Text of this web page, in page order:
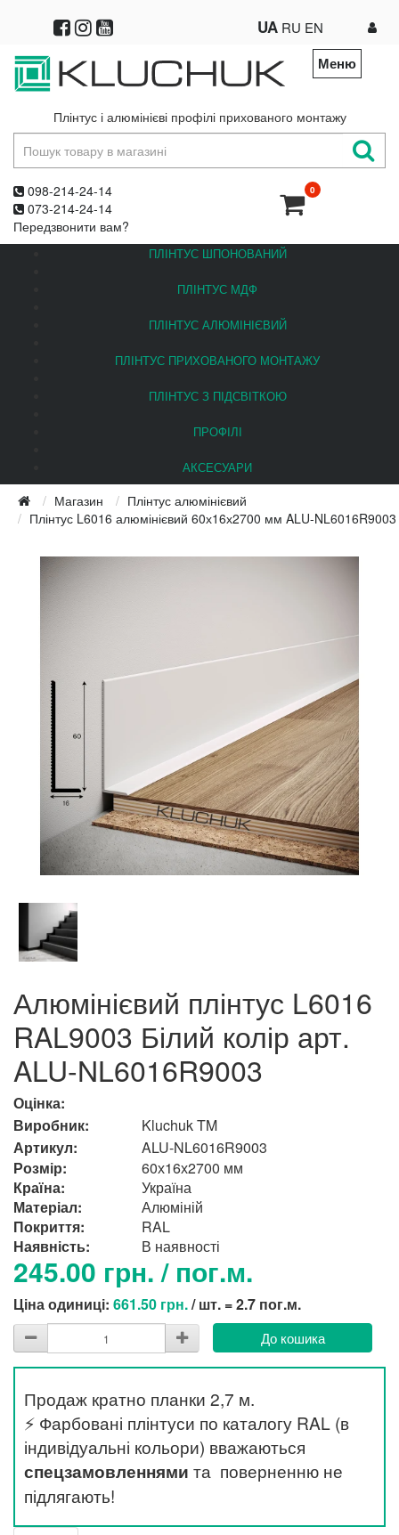
UA RU EN
Меню
Плінтус і алюмінієві профілі прихованого монтажу
098-214-24-14
073-214-24-14
Передзвонити вам?
0
ПЛІНТУС ШПОНОВАНИЙ
ПЛІНТУС МДФ
ПЛІНТУС АЛЮМІНІЄВИЙ
ПЛІНТУС ПРИХОВАНОГО МОНТАЖУ
ПЛІНТУС З ПІДСВІТКОЮ
ПРОФІЛІ
АКСЕСУАРИ
Магазин
Плінтус алюмінієвий
Плінтус L6016 алюмінієвий 60х16х2700 мм ALU-NL6016R9003
Алюмінієвий плінтус L6016
RAL9003 Білий колір арт.
ALU-NL6016R9003
Оцінка:
Виробник:
Kluchuk TM
Артикул:
ALU-NL6016R9003
Розмір:
60х16х2700 мм
Країна:
Україна
Матеріал:
Алюміній
Покриття:
RAL
Наявність:
В наявності
245.00 грн. / пог.м.
Ціна одиниці: 661.50 грн./ шт. = 2.7 пог.м.
До кошика
Продаж кратно планки 2,7 м.
⚡ Фарбовані плінтуси по каталогу RAL (в
індивідуальні кольори) вважаються
спецзамовленнями та поверненню не
підлягають!